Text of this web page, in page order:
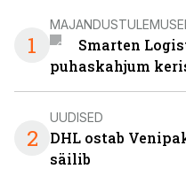
1
Smarten
puhaskahjum
2
UUDISED
DHL ostab
säilib